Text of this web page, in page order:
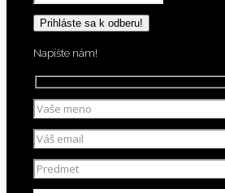
Napíšte nám!